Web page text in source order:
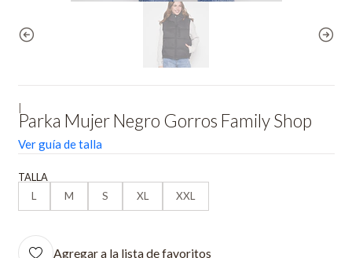
Parka Mujer Negro Gorros Family Shop
Ver guía de talla
TALLA
L
M S XL XXL
Agregar a la lista de favoritos